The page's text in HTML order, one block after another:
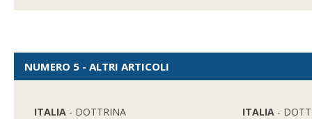
NUMERO 5 - ALTRI ARTICOLI
ITALIA - DOTTRINA ITALIA -